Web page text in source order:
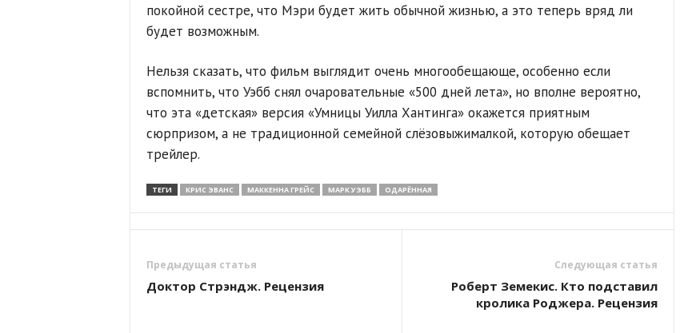
покойной сестре, что Мэри будет жить обычной жизнью, а это теперь вряд ли
будет возможным.
Нельзя сказать, что фильм выглядит очень многообещающе, особенно если
вспомнить, что Уэбб снял очаровательные «500 дней лета», но вполне вероятно,
что эта «детская» версия «Умницы Уилла Хантинга» окажется приятным
сюрпризом, а не традиционной семейной слёзовыжималкой, которую обещает
трейлер.
ТЕГИ КРИС ЭВАНС МАККЕННА ГРЕЙС МАРК УЭББ ОДАРЁННАЯ
Предыдущая статья
Доктор Стрэндж. Рецензия
Следующая статья
Роберт Земекис. Кто подставил
кролика Роджера. Рецензия